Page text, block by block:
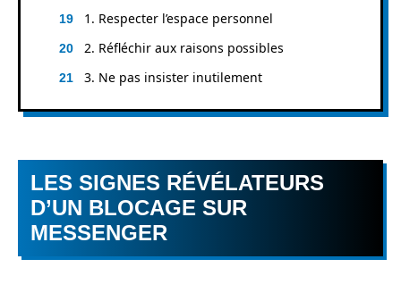
1. Respecter l’espace personnel
2. Réfléchir aux raisons possibles
3. Ne pas insister inutilement
LES SIGNES RÉVÉLATEURS
D’UN BLOCAGE SUR
MESSENGER